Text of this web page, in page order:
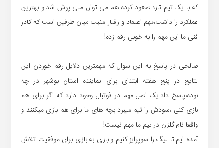
که با یک تیم تازه صعود کرده هم می توان ملی پوش شد و بهترین
عملکرد را داشت،مهم اعتماد و رفتار مثبت میان طرفین است که کادر
فنی ما این مهم را به خوبی رقم زده!
صالحی در پاسخ به این سوال که مهمترین دلایل رقم خوردن این
نتایج در پنج هفته ابتدای برای نماینده استان بوشهر در چه
بوده،پاسخ داد:یک اصل مهم در فوتبال وجود دارد که اگر برای هم
بازی کنی ،سودش را تیم میبرد.بچه های ما برای هم بازی میکنند و
واقعا نام گلزن در تیم ما مهم نیست!
آمده ایم تا لیگ را سوپرایز کنیم و بازی به بازی برای موفقیت تلاش